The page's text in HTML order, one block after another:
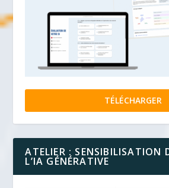
TÉLÉCHARGER
ATELIER : SENSIBILISATION
L’IA GÉNÉRATIVE